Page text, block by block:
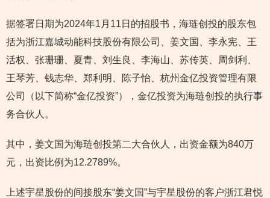
据签署日期为2024年1月11日的招股书，海琏创投的股东包
括为浙江嘉城动能科技股份有限公司、姜文国、李永宪、王
活权、张珊珊、夏青、刘生良、李海山、苏传英、周剑利、
王琴芳、钱志华、郑利明、陈子怡、杭州金亿投资管理有限
公司（以下简称“金亿投资”），金亿投资为海琏创投的执行事
务合伙人。
其中，姜文国为海琏创投第二大合伙人，出资金额为840万
元，出资比例为12.2789%。
上述宇星股份的间接股东“姜文国”与宇星股份的客户浙江君悦